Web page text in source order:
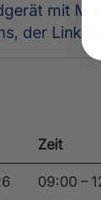
mit
der Link
Zeit
09:00 –